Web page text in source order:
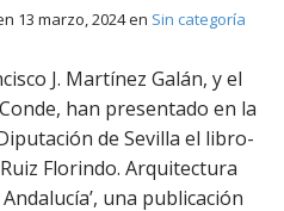
13 marzo, 2024en Sin categoría
J. Martínez Galán, y el
han presentado en la
de Sevilla el libro-
Florindo. Arquitectura
una publicación